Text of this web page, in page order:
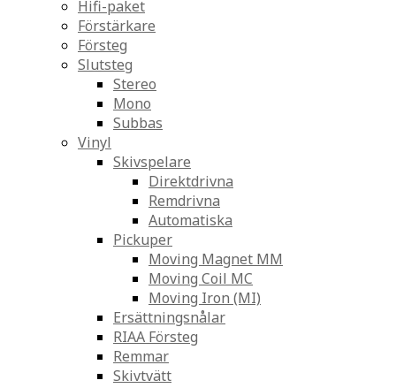
Hifi-paket
Förstärkare
Försteg
Slutsteg
Stereo
Mono
Subbas
Vinyl
Skivspelare
Direktdrivna
Remdrivna
Automatiska
Pickuper
Moving Magnet MM
Moving Coil MC
Moving Iron (MI)
Ersättningsnålar
RIAA Försteg
Remmar
Skivtvätt